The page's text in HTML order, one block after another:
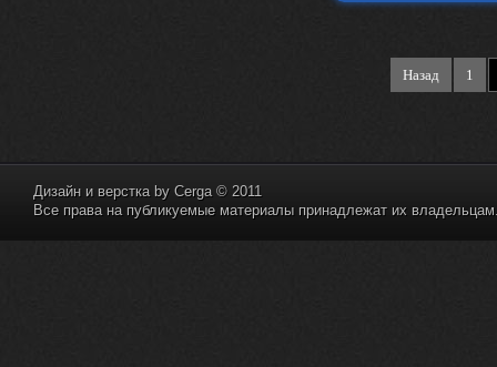
Назад 1
Дизайн и верстка by Cerga© 2011
Все права на публикуемые материалы принадлежат их